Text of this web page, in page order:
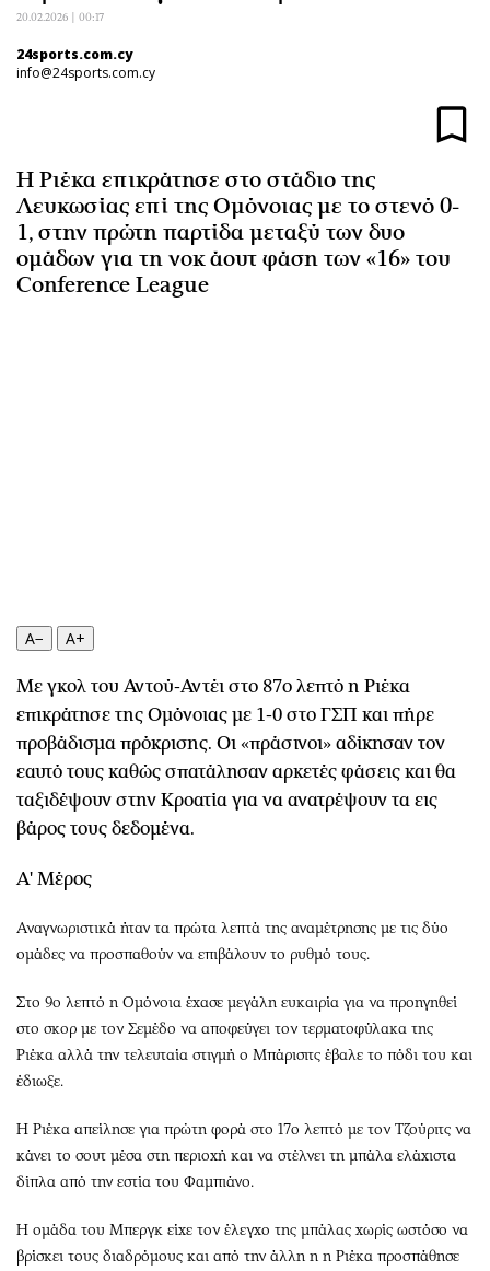
Αθλητισμός
Κύπρος
Ελλάδα
Οικονομική
Οικονομία
Real Estate
Επιχειρήσεις
Πολιτισμός
Σινεμά
Θέατρο-Χορός
Μουσική
Εικαστικά
Βιβλίο
Χειρόγραφα
Αφιερώματα
Πολιτική
Οικονομία
Podcasts
Uncut
Προσφορές
Προσωπικότητες στην ''Κ''
Επιστολές
20.02.2026 | 00:17
24sports.com.cy
info@24sports.com.cy
Η Ριέκα επικράτησε στο στάδιο της
Λευκωσίας επί της Ομόνοιας με το στενό 0-
1, στην πρώτη παρτίδα μεταξύ των δυο
ομάδων για τη νοκ άουτ φάση των «16» του
Conference League
A− A+
Με γκολ του Αντού-Αντέι στο 87ο λεπτό η Ριέκα
επικράτησε της Ομόνοιας με 1-0 στο ΓΣΠ και πήρε
προβάδισμα πρόκρισης. Οι «πράσινοι» αδίκησαν τον
εαυτό τους καθώς σπατάλησαν αρκετές φάσεις και θα
ταξιδέψουν στην Κροατία για να ανατρέψουν τα εις
βάρος τους δεδομένα.
Α' Μέρος
Αναγνωριστικά ήταν τα πρώτα λεπτά της αναμέτρησης με τις δύο
ομάδες να προσπαθούν να επιβάλουν το ρυθμό τους.
Στο 9ο λεπτό η Ομόνοια έχασε μεγάλη ευκαιρία για να προηγηθεί
στο σκορ με τον Σεμέδο να αποφεύγει τον τερματοφύλακα της
Ριέκα αλλά την τελευταία στιγμή ο Μπάρισιτς έβαλε το πόδι του και
έδιωξε.
Η Ριέκα απείλησε για πρώτη φορά στο 17ο λεπτό με τον Τζούριτς να
κάνει το σουτ μέσα στη περιοχή και να στέλνει τη μπάλα ελάχιστα
δίπλα από την εστία του Φαμπιάνο.
Η ομάδα του Μπεργκ είχε τον έλεγχο της μπάλας χωρίς ωστόσο να
βρίσκει τους διαδρόμους και από την άλλη η η Ριέκα προσπάθησε